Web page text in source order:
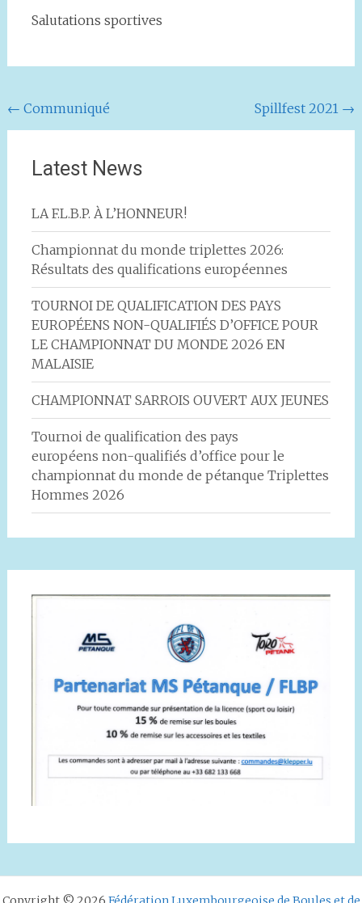
Salutations sportives
Navigation
de
l'article
← Communiqué Spillfest 2021 →
Latest News
LA F.L.B.P. À L’HONNEUR!
Championnat du monde triplettes 2026:
Résultats des qualifications européennes
TOURNOI DE QUALIFICATION DES PAYS
EUROPÉENS NON-QUALIFIÉS D’OFFICE POUR
LE CHAMPIONNAT DU MONDE 2026 EN
MALAISIE
CHAMPIONNAT SARROIS OUVERT AUX JEUNES
Tournoi de qualification des pays
européens non-qualifiés d’office pour le
championnat du monde de pétanque Triplettes
Hommes 2026